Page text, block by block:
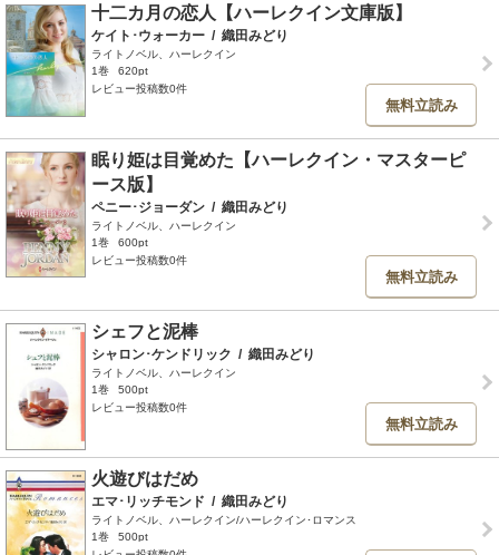
十二カ月の恋人【ハーレクイン文庫版】
ケイト･ウォーカー / 織田みどり
ライトノベル、ハーレクイン
1巻
620pt
レビュー投稿数0件
無料立読み
眠り姫は目覚めた【ハーレクイン・マスターピ
ース版】
ペニー･ジョーダン / 織田みどり
ライトノベル、ハーレクイン
1巻
600pt
レビュー投稿数0件
無料立読み
シェフと泥棒
シャロン･ケンドリック / 織田みどり
ライトノベル、ハーレクイン
1巻
500pt
レビュー投稿数0件
無料立読み
火遊びはだめ
エマ･リッチモンド / 織田みどり
ライトノベル、ハーレクイン/ハーレクイン･ロマンス
1巻
500pt